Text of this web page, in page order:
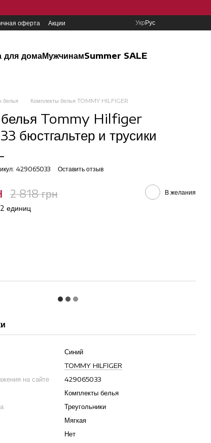
оферта Акции УкрРус
для домаМужчинамSummer SALE
белья Комплекты белья TOMMY HILFIGER
белья Tommy Hilfiger
бюстгальтер и трусики
429065033 Оставить отзыв
2 818 грн В желания
единиц
Синий
TOMMY HILFIGER
на сайте
429065033
Комплекты белья
Треугольники
Мягкая
Нет